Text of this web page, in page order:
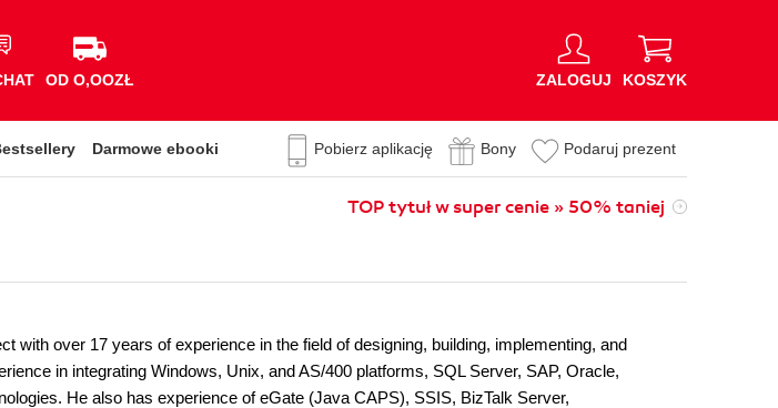
OD O,OOZŁ ZALOGUJ KOSZYK
Darmowe ebooki Pobierz aplikację Bony Podaruj prezent
TOP tytuł w super cenie » 50% taniej
with over 17 years of experience in the field of designing, building, implementing, and
in integrating Windows, Unix, and AS/400 platforms, SQL Server, SAP, Oracle,
He also has experience of eGate (Java CAPS), SSIS, BizTalk Server,